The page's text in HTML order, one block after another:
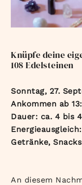
Knüpfe deine
108 Edelsteinen
Sonntag, 27.
Ankommen ab
Dauer: ca. 4 bis
Getränke,
An diesem